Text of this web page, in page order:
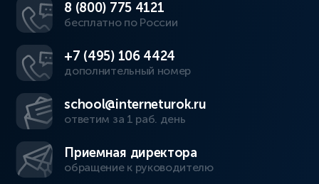
8 (800) 775 4121
бесплатно по России
+7 (495) 106 4424
дополнительный номер
school@interneturok.ru
ответим за 1 раб. день
Приемная директора
обращение к руководителю